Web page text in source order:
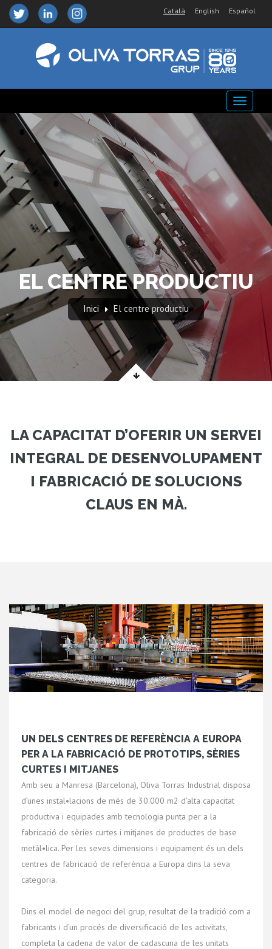
Català English Español
EL CENTRE PRODUCTIU
Inici El centre productiu
LA CAPACITAT D’OFERIR UN SERVEI
INTEGRAL DE DESENVOLUPAMENT
I FABRICACIÓ DE SOLUCIONS
CLAUS EN MÀ.
UN DELS CENTRES DE REFERÈNCIA A EUROPA
PER A LA FABRICACIÓ DE PROTOTIPS, SÈRIES
CURTES I MITJANES
Amb seu a Manresa (Barcelona), Oliva Torras Industrial disposa
d’unes instal•lacions de més de 30.000 m2 d’alta capacitat
productiva i equipades amb tecnologia punta per a la
fabricació de sèries curtes i mitjanes de productes de base
metàl•lica. Per les seves dimensions i equipament és un dels
centres de fabricació de referència a Europa dins la seva
categoria.
Dins el model de negoci del grup, resultat de la tradició com a
fabricants i d’un procés de diversificació de les activitats,
completa la cadena de valor de cadascuna de les unitats